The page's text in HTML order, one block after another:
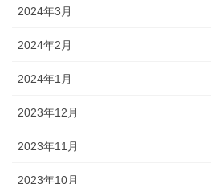
2024年3月
2024年2月
2024年1月
2023年12月
2023年11月
2023年10月